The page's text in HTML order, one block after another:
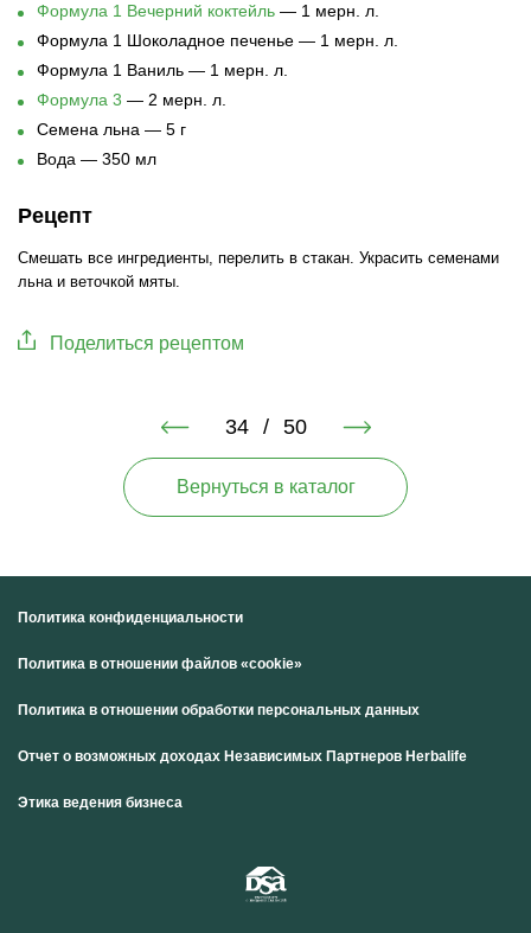
Формула 1 Вечерний коктейль — 1 мерн. л.
Формула 1 Шоколадное печенье — 1 мерн. л.
Формула 1 Ваниль — 1 мерн. л.
Формула 3 — 2 мерн. л.
Семена льна — 5 г
Вода — 350 мл
Рецепт
Смешать все ингредиенты, перелить в стакан. Украсить семенами
льна и веточкой мяты.
Поделиться рецептом
34 / 50
Вернуться в каталог
Политика конфиденциальности
Политика в отношении файлов «cookie»
Политика в отношении обработки персональных данных
Отчет о возможных доходах Независимых Партнеров Herbalife
Этика ведения бизнеса